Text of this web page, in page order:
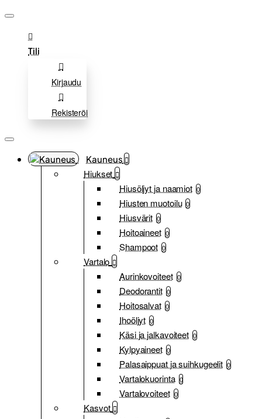
Tili
Kirjaudu
Rekisteröi
Kauneus
Hiukset
Hiusöljyt ja naamiot 0
Hiusten muotoilu 0
Hiusvärit 0
Hoitoaineet 0
Shampoot 0
Vartalo
Aurinkovoiteet 0
Deodorantit 0
Hoitosalvat 0
Ihoöljyt 0
Käsi ja jalkavoiteet 0
Kylpyaineet 0
Palasaippuat ja suihkugeelit 0
Vartalokuorinta 0
Vartalovoiteet 0
Kasvot